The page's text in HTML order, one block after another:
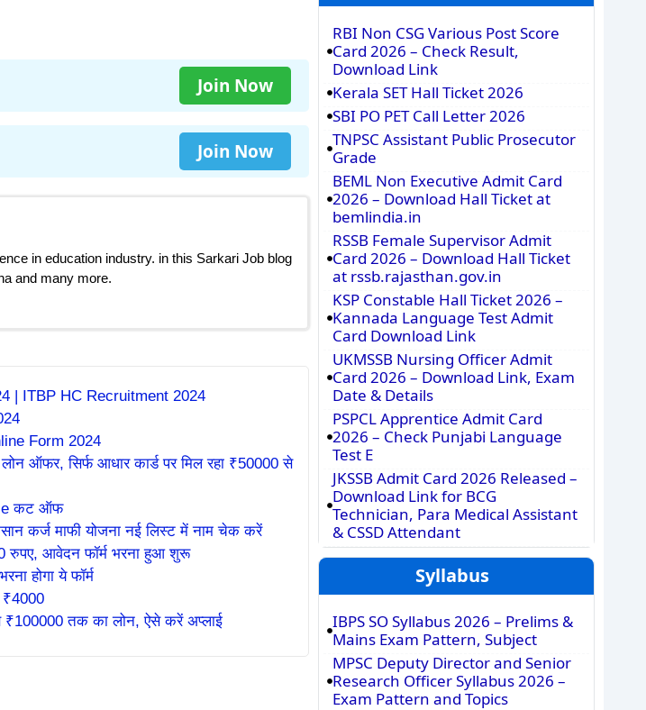
Join Now
Join Now
in education industry. in this Sarkari Job blog
and many more.
| ITBP HC Recruitment 2024
Form 2024
ऑफर, सिर्फ आधार कार्ड पर मिल रहा ₹50000 से
कट ऑफ
कर्ज माफी योजना नई लिस्ट में नाम चेक करें
रुपए, आवेदन फॉर्म भरना हुआ शुरू
होगा ये फॉर्म
₹100000 तक का लोन, ऐसे करें अप्लाई
RBI Non CSG Various Post Score
Card 2026 – Check Result,
Download Link
Kerala SET Hall Ticket 2026
SBI PO PET Call Letter 2026
TNPSC Assistant Public Prosecutor
Grade
BEML Non Executive Admit Card
2026 – Download Hall Ticket at
bemlindia.in
RSSB Female Supervisor Admit
Card 2026 – Download Hall Ticket
at rssb.rajasthan.gov.in
KSP Constable Hall Ticket 2026 –
Kannada Language Test Admit
Card Download Link
UKMSSB Nursing Officer Admit
Card 2026 – Download Link, Exam
Date & Details
PSPCL Apprentice Admit Card
2026 – Check Punjabi Language
Test E
JKSSB Admit Card 2026 Released –
Download Link for BCG
Technician, Para Medical Assistant
& CSSD Attendant
Syllabus
IBPS SO Syllabus 2026 – Prelims &
Mains Exam Pattern, Subject
MPSC Deputy Director and Senior
Research Officer Syllabus 2026 –
Exam Pattern and Topics